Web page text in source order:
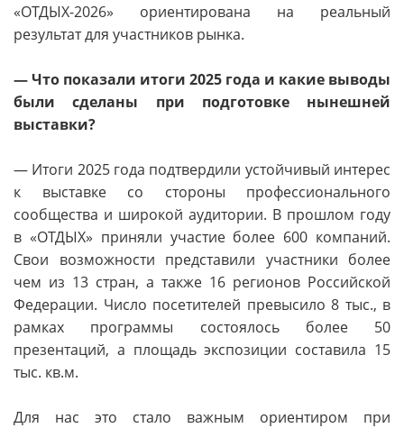
«ОТДЫХ-2026» ориентирована на реальный
результат для участников рынка.
— Что показали итоги 2025 года и какие выводы
были сделаны при подготовке нынешней
выставки?
— Итоги 2025 года подтвердили устойчивый интерес
к выставке со стороны профессионального
сообщества и широкой аудитории. В прошлом году
в «ОТДЫХ» приняли участие более 600 компаний.
Свои возможности представили участники более
чем из 13 стран, а также 16 регионов Российской
Федерации. Число посетителей превысило 8 тыс., в
рамках программы состоялось более 50
презентаций, а площадь экспозиции составила 15
тыс. кв.м.
Для нас это стало важным ориентиром при